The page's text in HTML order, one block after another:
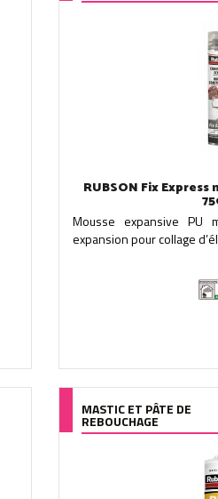
RUBSON Fix
Mousse expansive PU
expansion pour collage
MASTIC ET PÂTE DE
REBOUCHAGE